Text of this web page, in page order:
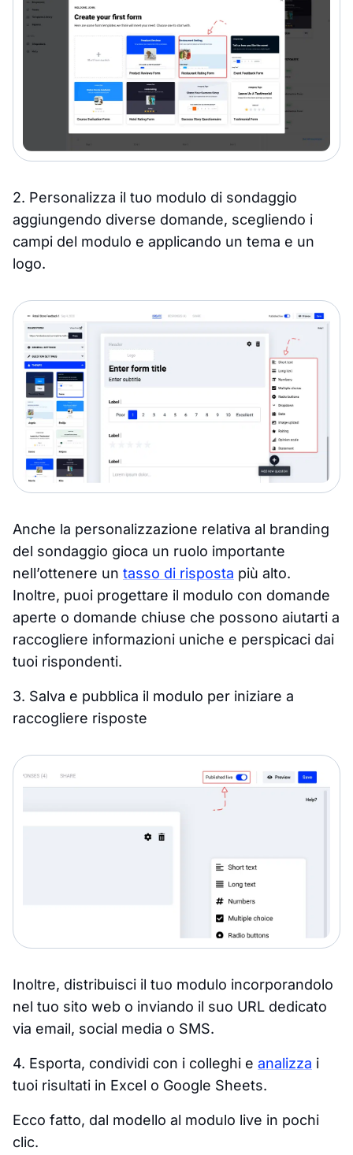
2. Personalizza il tuo modulo di sondaggio
aggiungendo diverse domande, scegliendo i
campi del modulo e applicando un tema e un
logo.
Anche la personalizzazione relativa al branding
del sondaggio gioca un ruolo importante
nell’ottenere un tasso di risposta più alto.
Inoltre, puoi progettare il modulo con domande
aperte o domande chiuse che possono aiutarti a
raccogliere informazioni uniche e perspicaci dai
tuoi rispondenti.
3. Salva e pubblica il modulo per iniziare a
raccogliere risposte
Inoltre, distribuisci il tuo modulo incorporandolo
nel tuo sito web o inviando il suo URL dedicato
via email, social media o SMS.
4. Esporta, condividi con i colleghi e analizza i
tuoi risultati in Excel o Google Sheets.
Ecco fatto, dal modello al modulo live in pochi
clic.